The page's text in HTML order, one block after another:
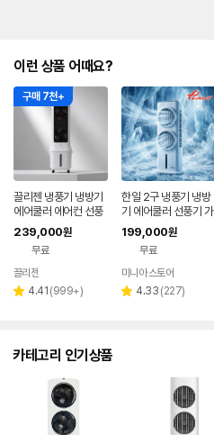
이런 상품 어때요?
구매 7천+
끌리젠 냉풍기 냉방기
에어쿨러 에어컨 선풍
기 가정용 업소용 산업
용 이동식 냉각 얼음
239,000원
무료
끌리젠
별 4.41 리
(999+)
한일 2구 냉풍기 냉방
기 에어쿨러 선풍기 가
정용 업소용 산업용 이
동식
199,000원
무료
미니아 스토어
별 4.33 리
(227)
카테고리 인기상품